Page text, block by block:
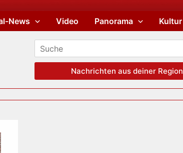
News Video Panorama Kultur
Nachrichten aus deiner Region